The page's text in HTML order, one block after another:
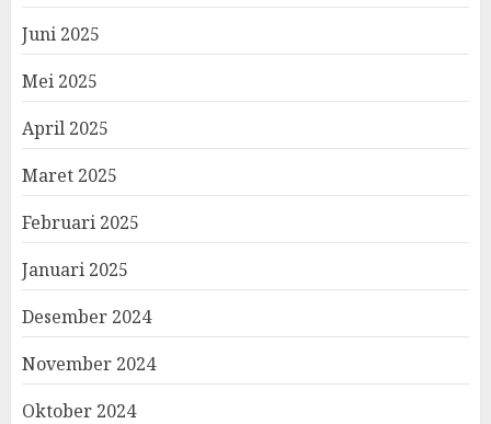
Juni 2025
Mei 2025
April 2025
Maret 2025
Februari 2025
Januari 2025
Desember 2024
November 2024
Oktober 2024